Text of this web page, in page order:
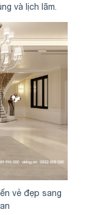
và lịch lãm.
vẻ đẹp sang